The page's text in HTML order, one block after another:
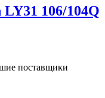
106/104Q
поставщики